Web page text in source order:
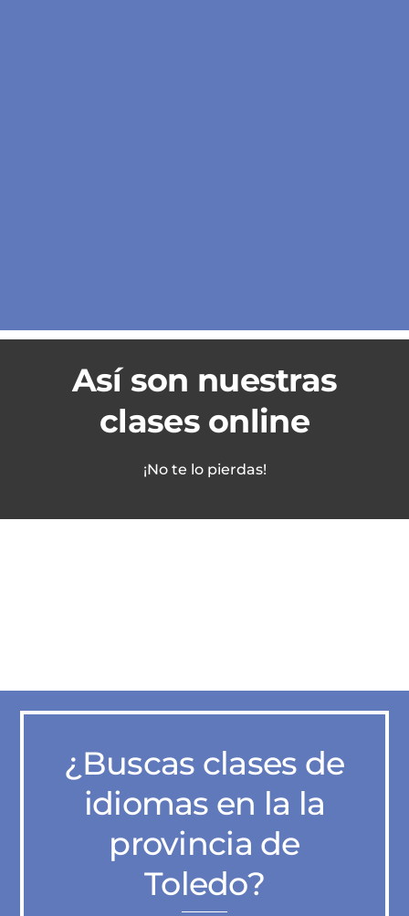
Así son nuestras
clases online
¡No te lo pierdas!
¿Buscas clases de
idiomas en la la
provincia de
Toledo?